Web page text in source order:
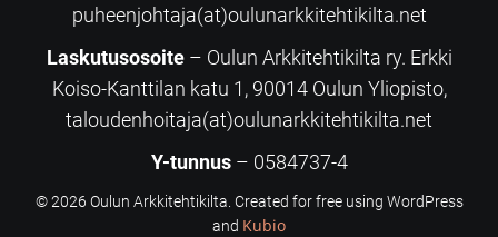
puheenjohtaja(at)oulunarkkitehtikilta.net
Laskutusosoite– Oulun Arkkitehtikilta ry. Erkki
Koiso-Kanttilan katu 1, 90014 Oulun Yliopisto,
taloudenhoitaja(at)oulunarkkitehtikilta.net
Y-tunnus – 0584737-4
© 2026 Oulun Arkkitehtikilta. Created for free using WordPress
and Kubio